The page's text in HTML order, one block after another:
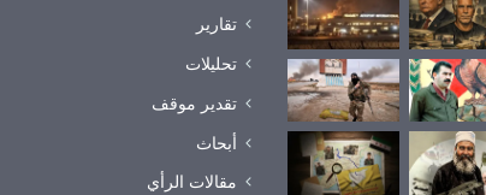
تقارير
تحليلات
تقدير موقف
أبحاث
مقالات الرأي